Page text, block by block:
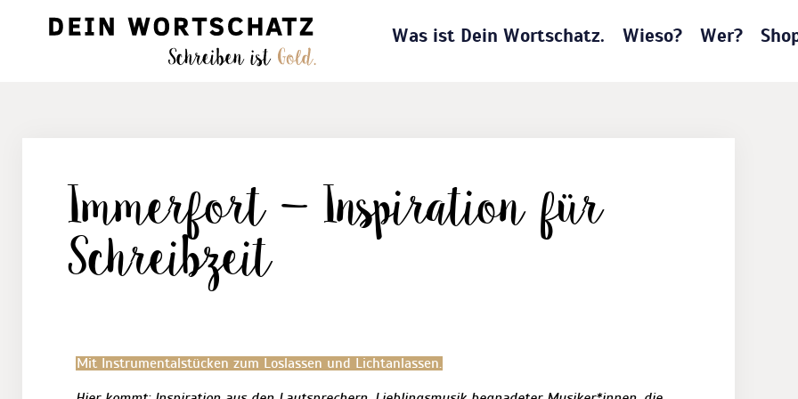
Was ist Dein Wortschatz. Wieso? Wer?
Immerfort – Inspiration für
Schreibzeit
Mit Instrumentalstücken zum Loslassen und Lichtanlassen.